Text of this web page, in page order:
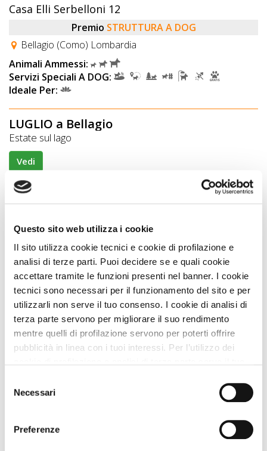
Questo sito web utilizza i cookie
Il sito utilizza cookie tecnici e cookie di profilazione e
analisi di terze parti. Puoi decidere se e quali cookie
accettare tramite le funzioni presenti nel banner. I cookie
tecnici sono necessari per il funzionamento del sito e per
utilizzarli non serve il tuo consenso. I cookie di analisi di
terza parte servono per migliorare il suo rendimento
mentre quelli di profilazione servono per poterti offrire
pubblicità in linea con i tuoi interessi. Per l’utilizzo dei
senza accettare” verranno installati solo i cookie tecnici.
Cliccando il pulsante “Accetta tutto” acconsenti all’utilizzo
di tutti i cookie. Cliccando il pulsante “mostra dettagli”
troverai le varie categorie di cookie e potrai accettare o
delNecessari
Preferenze
Casa Elli Serbelloni 12
Premio STRUTTURA A DOG
Bellagio (Como) Lombardia
Animali Ammessi:
Servizi Speciali A DOG:
Ideale Per:
LUGLIO a Bellagio
Estate sul lago
Vedi
Bed and Breakfast
Il Picchio
Ideale Per: